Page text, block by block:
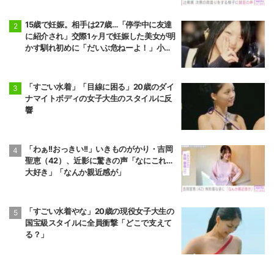
15歳で妊娠。相手は27歳…「停学中に友達
に紹介され」交際1ヶ月で妊娠した美女が明
かす馴れ初めに「だいぶ危ねーよ！」小森
「すごい水着」「目線に困る」20歳のダイ
ナマイトボディの女子大生のスタイルに反
響
「わぁ!!おっきい!!」いきものがかり・吉岡
聖恵（42）、近影に驚きの声「なにこれ…
大好き」「なんか親近感が」
「すごい水着やな」20歳の現役女子大生の
国宝級スタイルに全員衝撃「どこで支えて
る？」